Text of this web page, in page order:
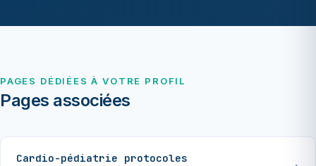
PAGES DÉDIÉES À VOTRE PROFIL
Pages associées
Cardio-pédiatrie protocoles